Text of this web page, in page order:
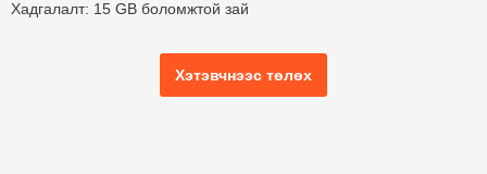
Хадгалалт: 15 GB боломжтой зай
Хэтэвчнээс төлөх